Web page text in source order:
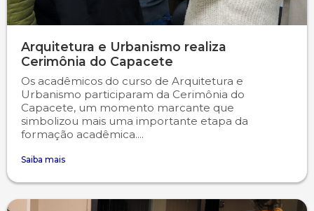
Arquitetura e Urbanismo realiza
Cerimônia do Capacete
Os acadêmicos do curso de Arquitetura e
Urbanismo participaram da Cerimônia do
Capacete, um momento marcante que
simbolizou mais uma importante etapa da
formação acadêmica....
Saiba mais